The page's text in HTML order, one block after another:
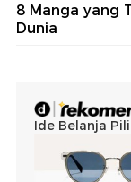
8 Manga yang
Dunia